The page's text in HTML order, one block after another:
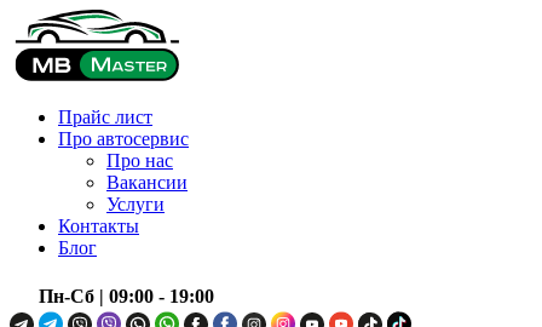
Прайс лист
Про автосервис
Про нас
Вакансии
Услуги
Контакты
Блог
Пн-Сб | 09:00 - 19:00